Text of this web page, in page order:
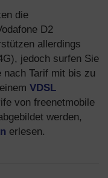
die
D2
allerdings
jedoch surfen Sie
nach Tarif mit bis zu
VDSL
von freenetmobile
werden,
erlesen.